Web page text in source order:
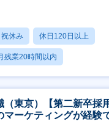
祝休み 休日120日以上
残業20時間以内
（東京）【第二新卒採
マーケティングが経験